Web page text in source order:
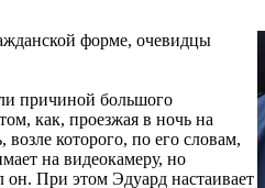
форме, очевидцы
причиной большого
как, проезжая в ночь на
которого, по его словам,
на видеокамеру, но
он. При этом Эдуард настаивает